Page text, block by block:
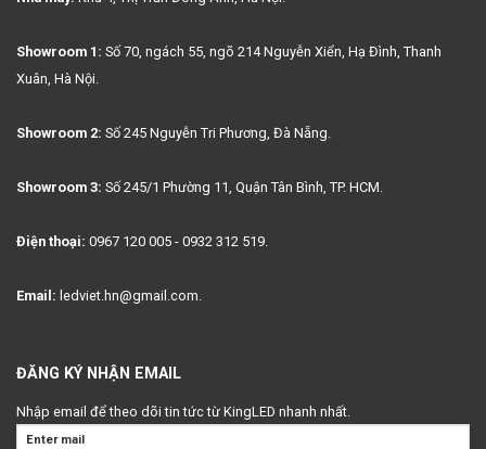
Showroom 1: Số 70, ngách 55, ngõ 214 Nguyễn Xiển, Hạ Đình, Thanh
Xuân, Hà Nội.
Showroom 2: Số 245 Nguyễn Tri Phương, Đà Nẵng.
Showroom 3: Số 245/1 Phường 11, Quận Tân Bình, TP. HCM.
Điện thoại: 0967 120 005 - 0932 312 519.
Email: ledviet.hn@gmail.com.
ĐĂNG KÝ NHẬN EMAIL
Nhập email để theo dõi tin tức từ KingLED nhanh nhất.